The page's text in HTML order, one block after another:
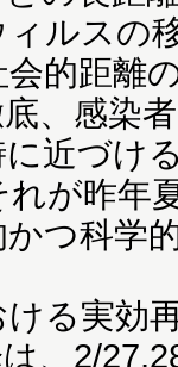
ルスの
的距離
、感染
近づけ
が昨年
つ科学
る実効
、2/